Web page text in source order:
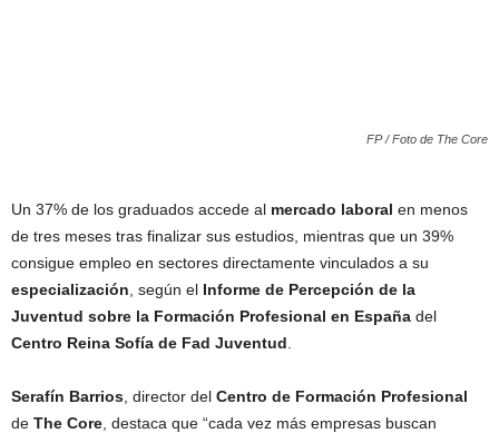
FP / Foto de The Core
Un 37% de los graduados accede al mercado laboral en menos
de tres meses tras finalizar sus estudios, mientras que un 39%
consigue empleo en sectores directamente vinculados a su
especialización , según el Informe de Percepción de la
Juventud sobre la Formación Profesional en España del
Centro Reina Sofía de Fad Juventud
Serafín Barrios , director del Centro de Formación Profesional
de The Core , destaca que “cada vez más empresas buscan